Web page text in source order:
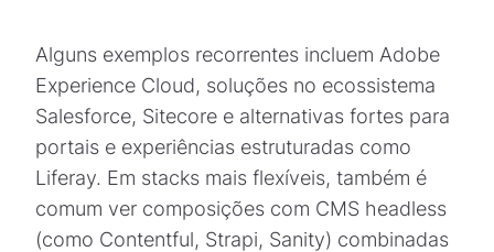
Alguns exemplos recorrentes incluem Adobe
Experience Cloud, soluções no ecossistema
Salesforce, Sitecore e alternativas fortes para
portais e experiências estruturadas como
Liferay. Em stacks mais flexíveis, também é
comum ver composições com CMS headless
(como Contentful, Strapi, Sanity) combinadas